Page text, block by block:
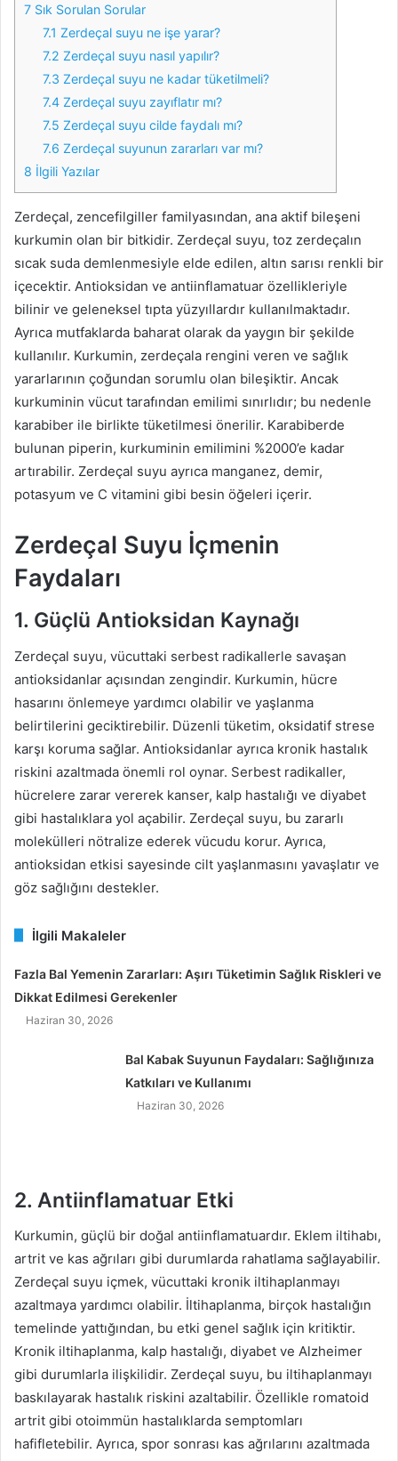
7 Sık Sorulan Sorular
7.1 Zerdeçal suyu ne işe yarar?
7.2 Zerdeçal suyu nasıl yapılır?
7.3 Zerdeçal suyu ne kadar tüketilmeli?
7.4 Zerdeçal suyu zayıflatır mı?
7.5 Zerdeçal suyu cilde faydalı mı?
7.6 Zerdeçal suyunun zararları var mı?
8 İlgili Yazılar
Zerdeçal, zencefilgiller familyasından, ana aktif bileşeni
kurkumin olan bir bitkidir. Zerdeçal suyu, toz zerdeçalın
sıcak suda demlenmesiyle elde edilen, altın sarısı renkli bir
içecektir. Antioksidan ve antiinflamatuar özellikleriyle
bilinir ve geleneksel tıpta yüzyıllardır kullanılmaktadır.
Ayrıca mutfaklarda baharat olarak da yaygın bir şekilde
kullanılır. Kurkumin, zerdeçala rengini veren ve sağlık
yararlarının çoğundan sorumlu olan bileşiktir. Ancak
kurkuminin vücut tarafından emilimi sınırlıdır; bu nedenle
karabiber ile birlikte tüketilmesi önerilir. Karabiberde
bulunan piperin, kurkuminin emilimini %2000’e kadar
artırabilir. Zerdeçal suyu ayrıca manganez, demir,
potasyum ve C vitamini gibi besin öğeleri içerir.
Zerdeçal Suyu İçmenin
Faydaları
1. Güçlü Antioksidan Kaynağı
Zerdeçal suyu, vücuttaki serbest radikallerle savaşan
antioksidanlar açısından zengindir. Kurkumin, hücre
hasarını önlemeye yardımcı olabilir ve yaşlanma
belirtilerini geciktirebilir. Düzenli tüketim, oksidatif strese
karşı koruma sağlar. Antioksidanlar ayrıca kronik hastalık
riskini azaltmada önemli rol oynar. Serbest radikaller,
hücrelere zarar vererek kanser, kalp hastalığı ve diyabet
gibi hastalıklara yol açabilir. Zerdeçal suyu, bu zararlı
molekülleri nötralize ederek vücudu korur. Ayrıca,
antioksidan etkisi sayesinde cilt yaşlanmasını yavaşlatır ve
göz sağlığını destekler.
İlgili Makaleler
Fazla Bal Yemenin Zararları: Aşırı Tüketimin Sağlık Riskleri ve
Dikkat Edilmesi Gerekenler
Haziran 30, 2026
Bal Kabak Suyunun Faydaları: Sağlığınıza
Katkıları ve Kullanımı
Haziran 30, 2026
2. Antiinflamatuar Etki
Kurkumin, güçlü bir doğal antiinflamatuardır. Eklem iltihabı,
artrit ve kas ağrıları gibi durumlarda rahatlama sağlayabilir.
Zerdeçal suyu içmek, vücuttaki kronik iltihaplanmayı
azaltmaya yardımcı olabilir. İltihaplanma, birçok hastalığın
temelinde yattığından, bu etki genel sağlık için kritiktir.
Kronik iltihaplanma, kalp hastalığı, diyabet ve Alzheimer
gibi durumlarla ilişkilidir. Zerdeçal suyu, bu iltihaplanmayı
baskılayarak hastalık riskini azaltabilir. Özellikle romatoid
artrit gibi otoimmün hastalıklarda semptomları
hafifletebilir. Ayrıca, spor sonrası kas ağrılarını azaltmada